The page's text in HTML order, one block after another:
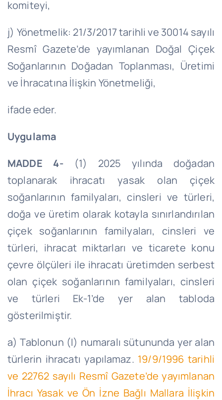
komiteyi,
j) Yönetmelik: 21/3/2017 tarihli ve 30014 sayılı
Resmî Gazete’de yayımlanan Doğal Çiçek
Soğanlarının Doğadan Toplanması, Üretimi
ve İhracatına İlişkin Yönetmeliği,
ifade eder.
Uygulama
MADDE 4-(1) 2025 yılında doğadan
toplanarak ihracatı yasak olan çiçek
soğanlarının familyaları, cinsleri ve türleri,
doğa ve üretim olarak kotayla sınırlandırılan
çiçek soğanlarının familyaları, cinsleri ve
türleri, ihracat miktarları ve ticarete konu
çevre ölçüleri ile ihracatı üretimden serbest
olan çiçek soğanlarının familyaları, cinsleri
ve türleri Ek-1’de yer alan tabloda
gösterilmiştir.
a) Tablonun (I) numaralı sütununda yer alan
türlerin ihracatı yapılamaz. 19/9/1996 tarihli
ve 22762 sayılı Resmî Gazete’de yayımlanan
İhracı Yasak ve Ön İzne Bağlı Mallara İlişkin